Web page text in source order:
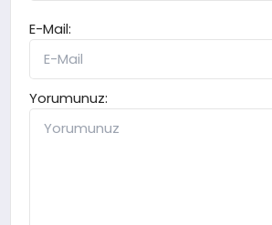
E-Mail:
Yorumunuz: